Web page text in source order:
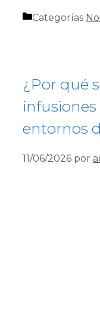
Categorías
¿Por qué
entornos
11/06/2026 por